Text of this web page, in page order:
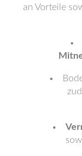
an Vorteile